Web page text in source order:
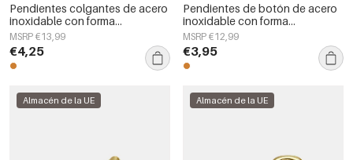
Pendientes colgantes de acero
inoxidable con forma
geométrica, elegantes, de la
serie Daily Simple, joyería para
mujer.
MSRP €13,99
€4,25
Pendientes de botón de acero
inoxidable con forma
geométrica, sencillos, de la
serie Daily Simple, joyería para
mujer.
MSRP €12,99
€3,95
Almacén de la UE Almacén de la UE